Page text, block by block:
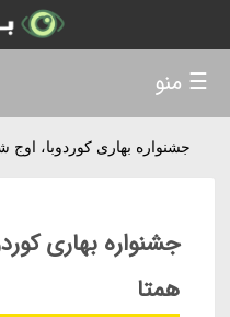
جشنواره بهاری کوردوبا،
جشنواره بهاری
همتا
☰ منو